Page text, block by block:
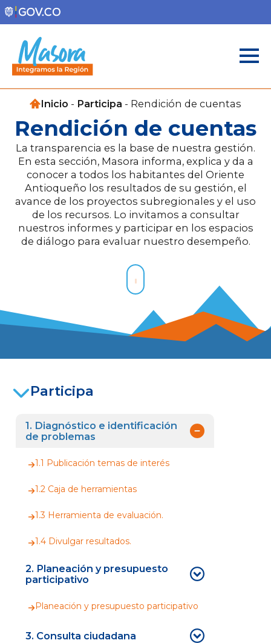
Inicio - Participa - Rendición de cuentas
Rendición de cuentas
La transparencia es la base de nuestra gestión.
En esta sección, Masora informa, explica y da a
conocer a todos los habitantes del Oriente
Antioqueño los resultados de su gestión, el
avance de los proyectos subregionales y el uso
de los recursos. Lo invitamos a consultar
nuestros informes y participar en los espacios
de diálogo para evaluar nuestro desempeño.
Participa
1. Diagnóstico e identificación
de problemas
1.1 Publicación temas de interés
1.2 Caja de herramientas
1.3 Herramienta de evaluación.
1.4 Divulgar resultados.
2. Planeación y presupuesto
participativo
Planeación y presupuesto participativo
3. Consulta ciudadana